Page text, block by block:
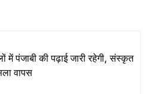
में पंजाबी की पढ़ाई जारी रहेगी, संस्कृत
वापस